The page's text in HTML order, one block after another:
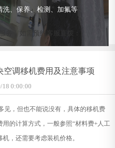
洗、保养、检测、加氟等
务，如需预约客服直拨：
空调移机费用及注意事项
18 0:00:00
见，但也不能说没有，具体的移机费
的计算方式，一般参照“材料费+人工
，还需要考虑装机价格。